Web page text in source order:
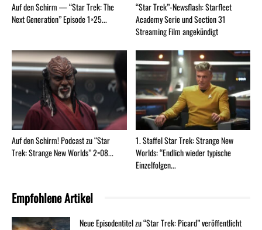
Auf den Schirm — “Star Trek: The
Next Generation” Episode 1×25...
“Star Trek”-Newsflash: Starfleet
Academy Serie und Section 31
Streaming Film angekündigt
Auf den Schirm! Podcast zu “Star
Trek: Strange New Worlds” 2×08...
1. Staffel Star Trek: Strange New
Worlds: “Endlich wieder typische
Einzelfolgen...
Empfohlene Artikel
Neue Episodentitel zu “Star Trek: Picard” veröffentlicht